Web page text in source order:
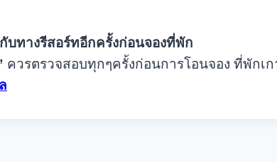
ทางรีสอร์ทอีกครั้งก่อนจองที่พัก
ควรตรวจสอบทุกๆครั้งก่อนการโอนจอง ที่พักเ